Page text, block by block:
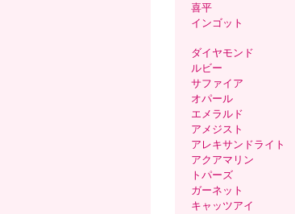
喜平
インゴット
ダイヤモンド
ルビー
サファイア
オパール
エメラルド
アメジスト
アレキサンドライト
アクアマリン
トパーズ
ガーネット
キャッツアイ